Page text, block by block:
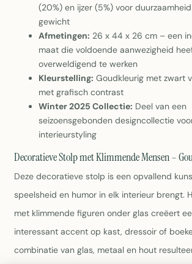
(20%) en ijzer (5%) voor
gewicht
Afmetingen: 26 x 44 x 26 cm – een
maat die voldoende aanwezigheid
overweldigend te werken
Kleurstelling: Goudkleurig met zwart
met grafisch contrast
Winter 2025 Collectie: Deel van een
seizoensgebonden designcollectie
interieurstyling
Decoratieve Stolp met Klimmende Mensen –
Deze decoratieve stolp is een opvallend
speelsheid en humor in elk interieur brengt.
met klimmende figuren onder glas creëert
interessant accent op kast, dressoir of
combinatie van glas, metaal en hout